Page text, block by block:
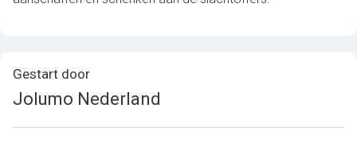
Gestart door
Jolumo Nederland